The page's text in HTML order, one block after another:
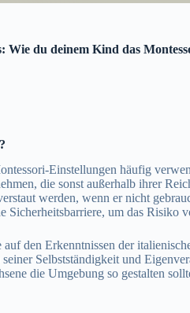
du deinem Kind das
Einstellungen häufig
die sonst außerhalb ihrer
werden, wenn er nicht
Sicherheitsbarriere, um das Risiko
den Erkenntnissen der
Selbstständigkeit und
die Umgebung so gestalten